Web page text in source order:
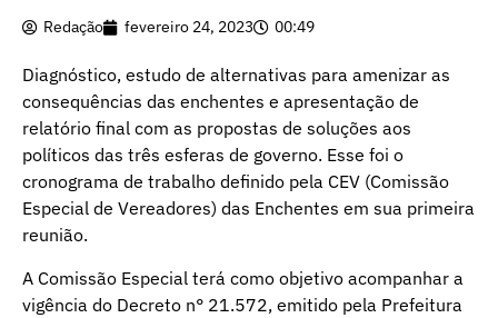
Redação fevereiro 24, 2023 00:49
Diagnóstico, estudo de alternativas para amenizar as
consequências das enchentes e apresentação de
relatório final com as propostas de soluções aos
políticos das três esferas de governo. Esse foi o
cronograma de trabalho definido pela CEV (Comissão
Especial de Vereadores) das Enchentes em sua primeira
reunião.
A Comissão Especial terá como objetivo acompanhar a
vigência do Decreto n° 21.572, emitido pela Prefeitura